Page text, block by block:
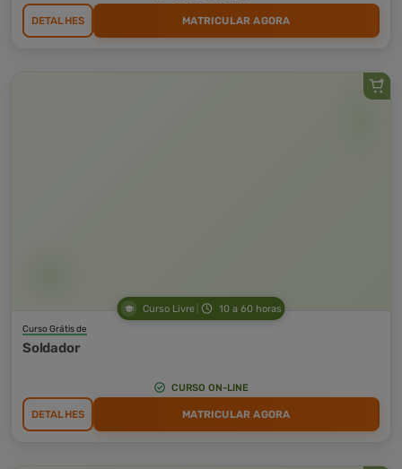
DETALHES MATRICULAR AGORA
Curso Livre 10 a 60 horas
Curso Grátis de
Soldador
CURSO ON-LINE
DETALHES MATRICULAR AGORA